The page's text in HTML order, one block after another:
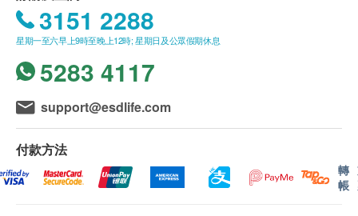
注意事項
採樣後，請於3日内寄回本公司實驗室，過期的樣
本或會影響測試結果，本公司實驗室將不會處理過
期的樣本
未交回本公司實驗室的樣本應保存於室溫狀態
18歲或以下人士請於家長或監護人陪同下使用採樣
棒
如有任何疑問，請致電2697 1115 聯絡客戶服務員
採集口腔細胞樣本前，請用清水清洗口腔，保持口
腔清潔及濕潤
每支口腔棒只能使用一次，不可重復使用
採樣後，請於3日内寄回22PLUS實驗室，過期的
理過期的樣本
未交回22PLUS實驗室的樣本應保存於室溫狀態
18歲或以下人士請於家長或監護人陪同下使用採樣
棒
如有任何疑問，請致電+852 3989 6160 聯絡優健
3151 2288
星期一至六早上9時至晚上12時; 星期日及公眾假期休息
5283 4117
support@esdlife.com
付款方法
轉
帳